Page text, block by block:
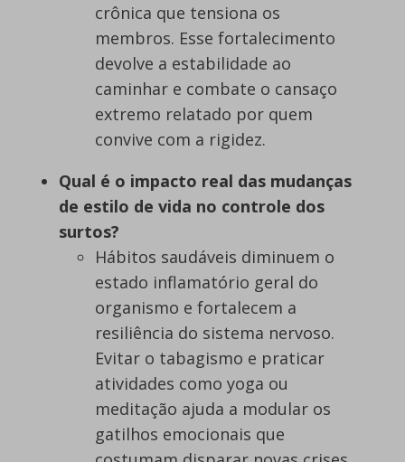
crônica que tensiona os
membros. Esse fortalecimento
devolve a estabilidade ao
caminhar e combate o cansaço
extremo relatado por quem
convive com a rigidez.
Qual é o impacto real das mudanças
de estilo de vida no controle dos
surtos?
Hábitos saudáveis diminuem o
estado inflamatório geral do
organismo e fortalecem a
resiliência do sistema nervoso.
Evitar o tabagismo e praticar
atividades como yoga ou
meditação ajuda a modular os
gatilhos emocionais que